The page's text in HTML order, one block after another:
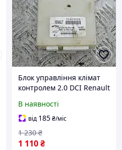
Блок управління клімат
контролем 2.0 DCI Renault
Модуль пічки
кондиціонера Рено
52409202
В наявності
від 185₴/міс
1 110₴
1 230 ₴